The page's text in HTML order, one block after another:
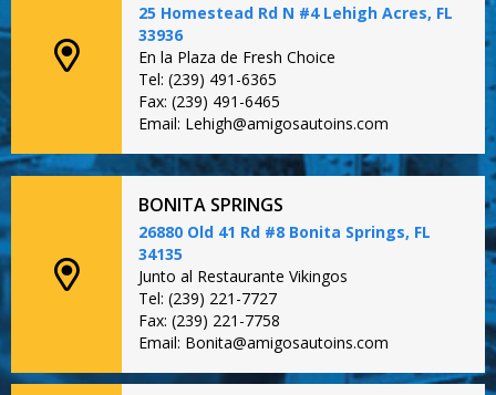
25 Homestead Rd N #4 Lehigh Acres, FL
33936
En la Plaza de Fresh Choice
Tel: (239) 491-6365
Fax: (239) 491-6465
Email: Lehigh@amigosautoins.com
BONITA SPRINGS
26880 Old 41 Rd #8 Bonita Springs, FL
34135
Junto al Restaurante Vikingos
Tel: (239) 221-7727
Fax: (239) 221-7758
Email: Bonita@amigosautoins.com